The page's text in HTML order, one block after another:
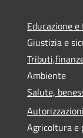
Educazione
Giustizia e
Ambiente
Salute,
Autorizzazioni
Agricoltura e